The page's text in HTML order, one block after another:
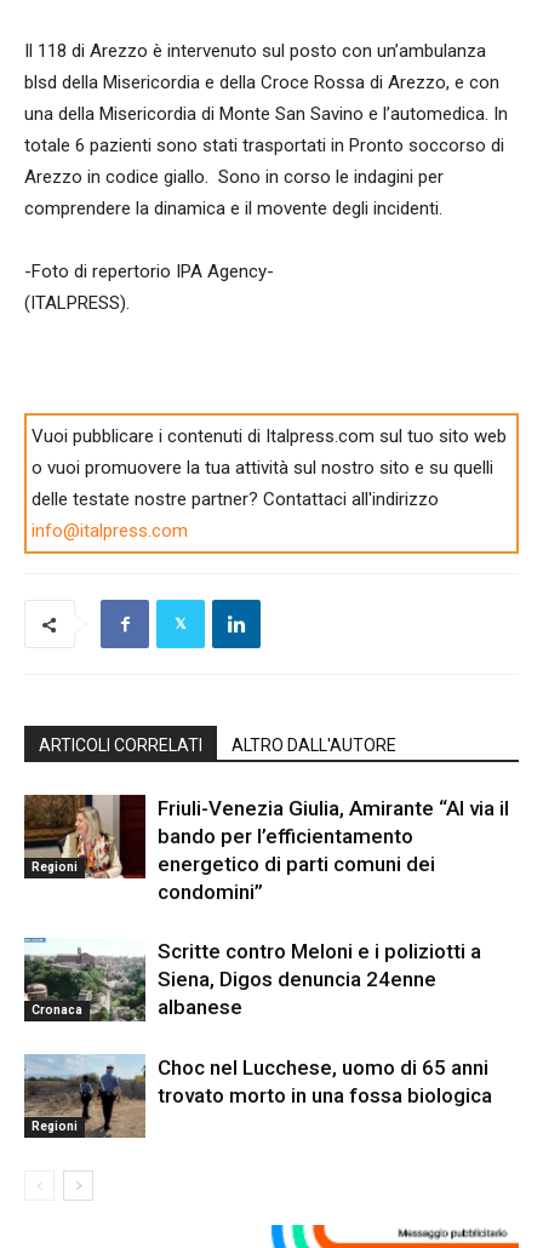
Il 118 di Arezzo è intervenuto sul posto con un’ambulanza
blsd della Misericordia e della Croce Rossa di Arezzo, e con
una della Misericordia di Monte San Savino e l’automedica. In
totale 6 pazienti sono stati trasportati in Pronto soccorso di
Arezzo in codice giallo. Sono in corso le indagini per
comprendere la dinamica e il movente degli incidenti.
-Foto di repertorio IPA Agency-
(ITALPRESS).
Vuoi pubblicare i contenuti di Italpress.com sul tuo sito web
o vuoi promuovere la tua attività sul nostro sito e su quelli
delle testate nostre partner? Contattaci all'indirizzo
info@italpress.com
ARTICOLI CORRELATI ALTRO DALL'AUTORE
Regioni
Friuli-Venezia Giulia, Amirante “Al via il
bando per l’efficientamento
energetico di parti comuni dei
condomini”
Cronaca
Scritte contro Meloni e i poliziotti a
Siena, Digos denuncia 24enne
albanese
Regioni
Choc nel Lucchese, uomo di 65 anni
trovato morto in una fossa biologica